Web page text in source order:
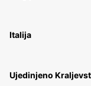
Italija
Ujedinjeno